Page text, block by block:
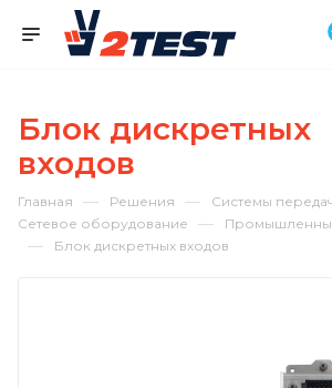
Блок дискретных
входов
Главная — Решения — Системы
Сетевое оборудование —
— Блок дискретных входов